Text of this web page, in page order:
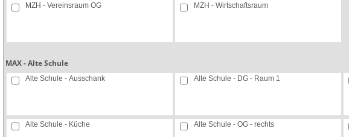
MZH - Vereinsraum OG MZH - Wirtschaftsraum
MAX - Alte Schule
Alte Schule - Ausschank Alte Schule - DG - Raum 1
Alte Schule - Küche Alte Schule - OG - rechts